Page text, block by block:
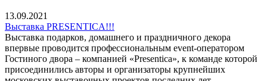
13.09.2021
Выставка PRESENTICA!!!
Выставка подарков, домашнего и праздничного декора
впервые проводится профессиональным event-оператором
Гостиного двора – компанией «Presentica», к команде которой
присоединились авторы и организаторы крупнейших